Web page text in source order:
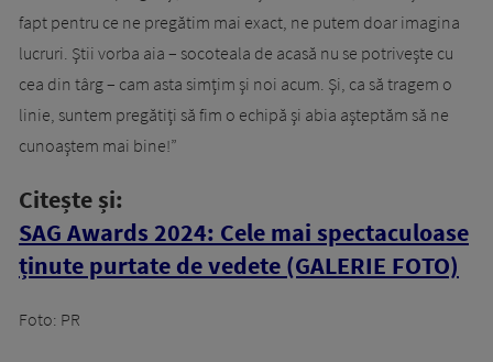
fapt pentru ce ne pregătim mai exact, ne putem doar imagina
lucruri. Ştii vorba aia – socoteala de acasă nu se potriveşte cu
cea din târg – cam asta simţim şi noi acum. Şi, ca să tragem o
linie, suntem pregătiţi să fim o echipă şi abia aşteptăm să ne
cunoaştem mai bine!”
Citește și:
SAG Awards 2024: Cele mai spectaculoase
ținute purtate de vedete (GALERIE FOTO)
Foto: PR